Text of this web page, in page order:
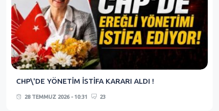
CHP\'DE YÖNETİM İSTİFA KARARI ALDI !
28 TEMMUZ 2026 - 10:31 23